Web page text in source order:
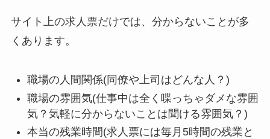
サイト上の求人票だけでは、分からないことが多
くあります。
職場の人間関係(同僚や上司はどんな人？)
職場の雰囲気(仕事中は全く喋っちゃダメな雰囲
気？気軽に分からないことは聞ける雰囲気？)
本当の残業時間(求人票には毎月5時間の残業と